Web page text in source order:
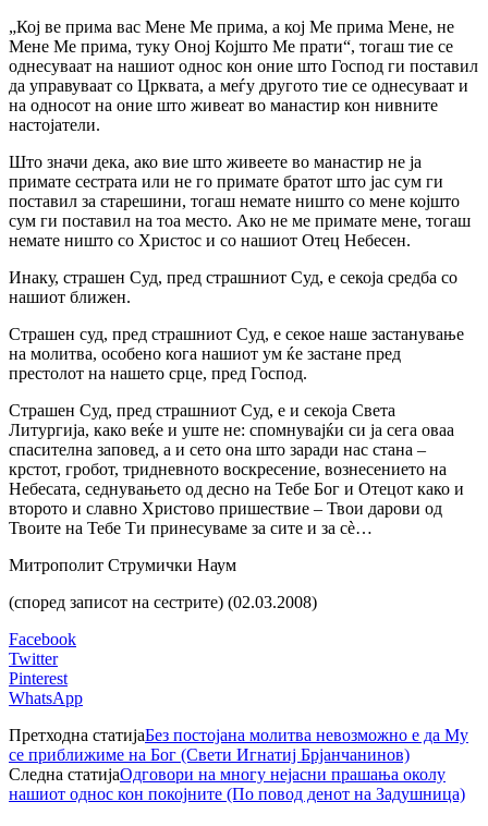
„Кој ве прима вас Мене Ме прима, а кој Ме прима Мене, не
Мене Ме прима, туку Оној Којшто Ме прати“, тогаш тие се
однесуваат на нашиот однос кон оние што Господ ги поставил
да управуваат со Црквата, а меѓу другото тие се однесуваат и
на односот на оние што живеат во манастир кон нивните
настојатели.
Што значи дека, ако вие што живеете во манастир не ја
примате сестрата или не го примате братот што јас сум ги
поставил за старешини, тогаш немате ништо со мене којшто
сум ги поставил на тоа место. Ако не ме примате мене, тогаш
немате ништо со Христос и со нашиот Отец Небесен.
Инаку, страшен Суд, пред страшниот Суд, е секоја средба со
нашиот ближен.
Страшен суд, пред страшниот Суд, е секое наше застанување
на молитва, особено кога нашиот ум ќе застане пред
престолот на нашето срце, пред Господ.
Страшен Суд, пред страшниот Суд, е и секоја Света
Литургија, како веќе и уште не: спомнувајќи си ја сега оваа
спасителна заповед, а и сето она што заради нас стана –
крстот, гробот, тридневното воскресение, вознесението на
Небесата, седнувањето од десно на Тебе Бог и Отецот како и
второто и славно Христово пришествие – Твои дарови од
Твоите на Тебе Ти принесуваме за сите и за сѐ…
Митрополит Струмички Наум
(според записот на сестрите) (02.03.2008)
Facebook
Twitter
Pinterest
WhatsApp
Претходна статијаБез постојана молитва невозможно е да My
ce приближиме на Бог (Свети Игнатиј Брјанчанинов)
Следна статијаОдговори на многу нејасни прашања околу
нашиот однос кон покојните (По повод денот на Задушница)